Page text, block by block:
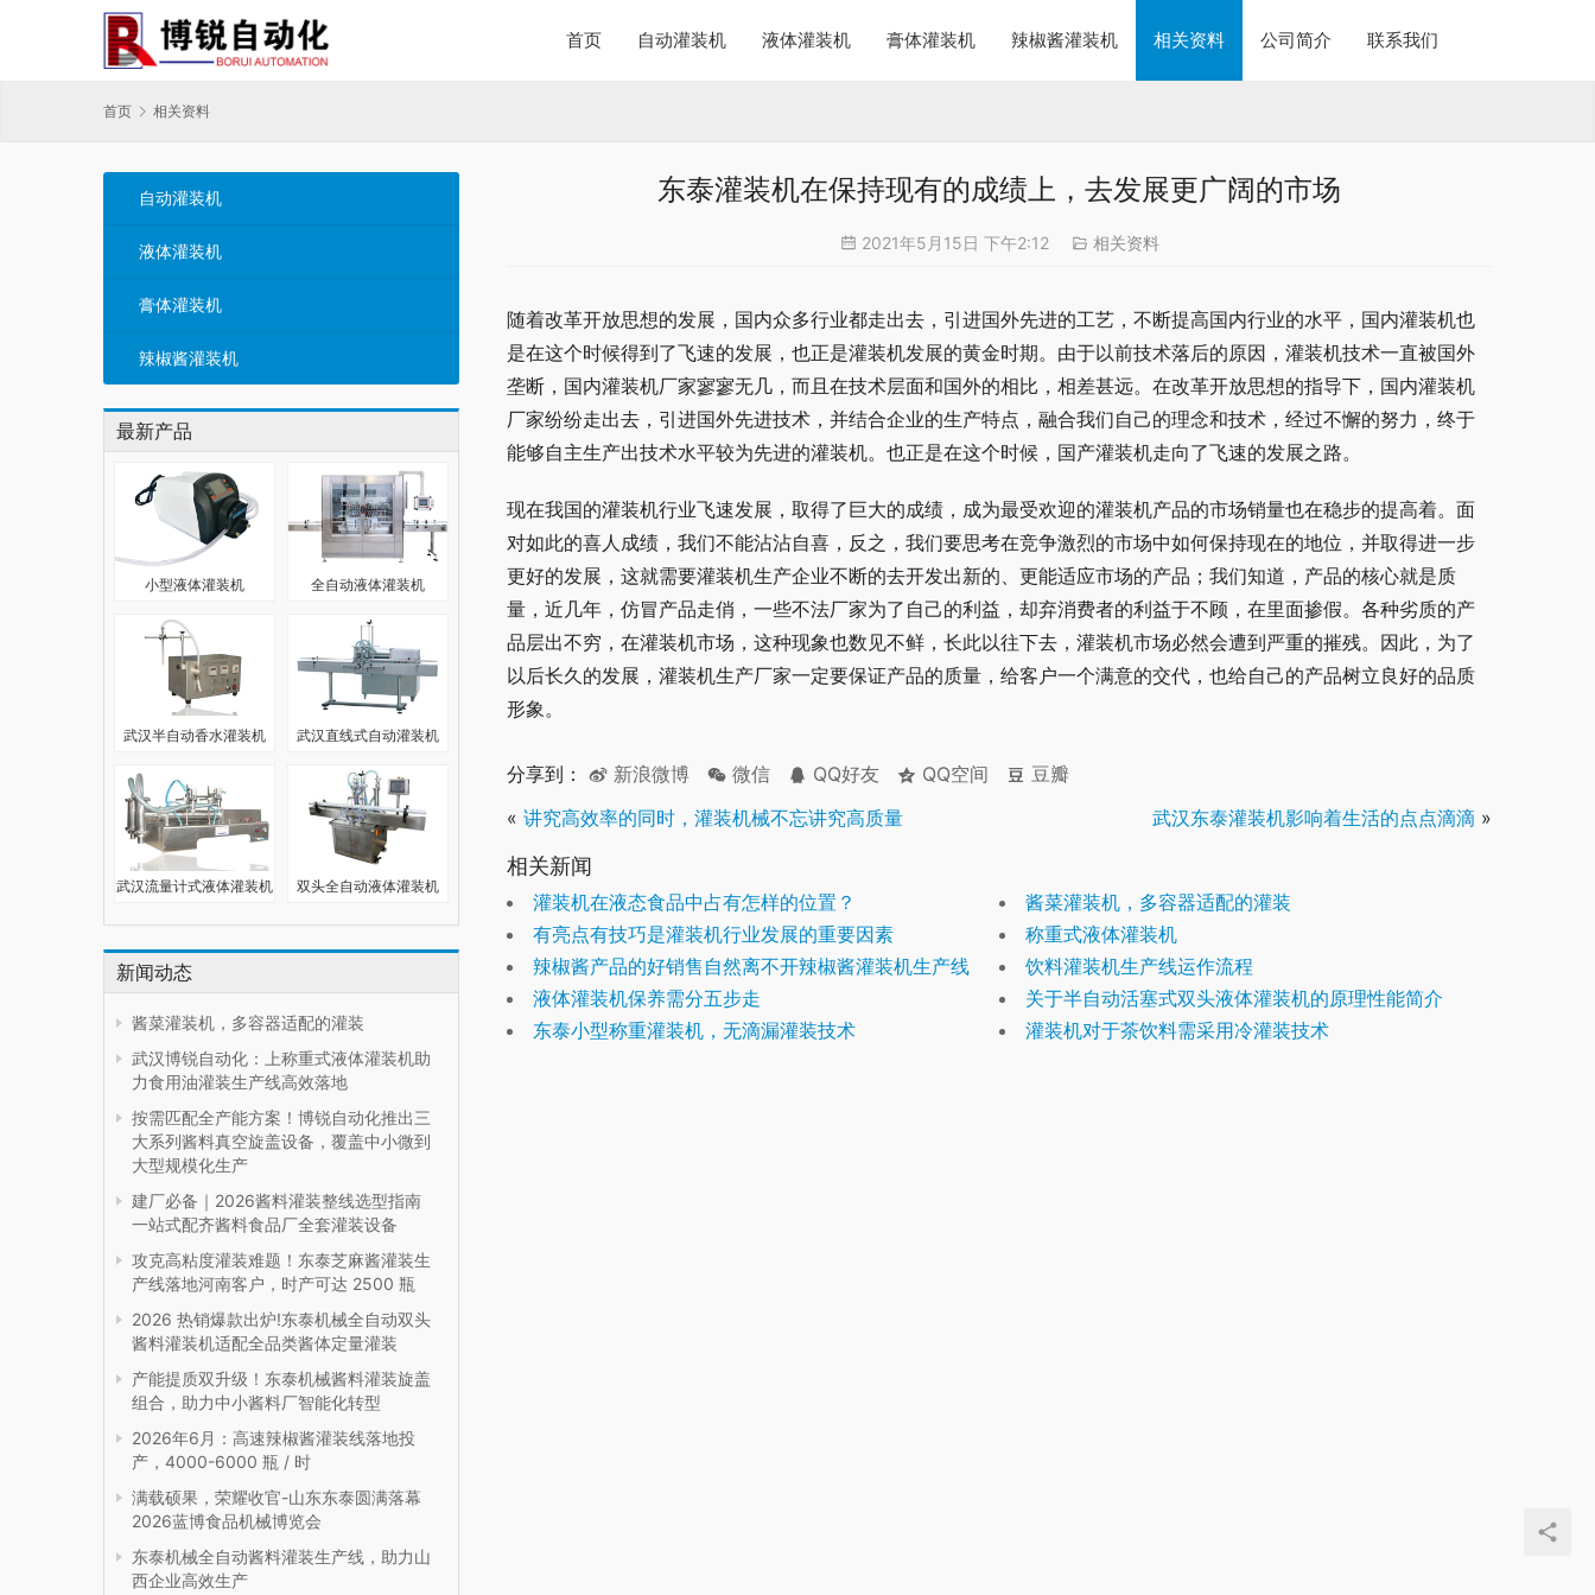
首页 自动灌装机 液体灌装机 膏体灌装机 辣椒酱灌装机 相关资料 公司简介 联系我们
首页 相关资料
自动灌装机
液体灌装机
膏体灌装机
辣椒酱灌装机
最新产品
小型液体灌装机 全自动液体灌装机
武汉半自动香水灌装机 武汉直线式自动灌装机
武汉流量计式液体灌装机 双头全自动液体灌装机
新闻动态
酱菜灌装机，多容器适配的灌装
武汉博锐自动化：上称重式液体灌装机助
力食用油灌装生产线高效落地
按需匹配全产能方案！博锐自动化推出三
大系列酱料真空旋盖设备，覆盖中小微到
大型规模化生产
建厂必备｜2026酱料灌装整线选型指南
一站式配齐酱料食品厂全套灌装设备
攻克高粘度灌装难题！东泰芝麻酱灌装生
产线落地河南客户，时产可达 2500 瓶
2026 热销爆款出炉!东泰机械全自动双头
酱料灌装机适配全品类酱体定量灌装
产能提质双升级！东泰机械酱料灌装旋盖
组合，助力中小酱料厂智能化转型
2026年6月：高速辣椒酱灌装线落地投
产，4000-6000 瓶 / 时
满载硕果，荣耀收官-山东东泰圆满落幕
2026蓝博食品机械博览会
东泰机械全自动酱料灌装生产线，助力山
西企业高效生产
东泰灌装机在保持现有的成绩上，去发展更广阔的市场
2021年5月15日 下午2:12 相关资料
随着改革开放思想的发展，国内众多行业都走出去，引进国外先进的工艺，不断提高国内行业的水平，国内灌装机也
是在这个时候得到了飞速的发展，也正是灌装机发展的黄金时期。由于以前技术落后的原因，灌装机技术一直被国外
垄断，国内灌装机厂家寥寥无几，而且在技术层面和国外的相比，相差甚远。在改革开放思想的指导下，国内灌装机
厂家纷纷走出去，引进国外先进技术，并结合企业的生产特点，融合我们自己的理念和技术，经过不懈的努力，终于
能够自主生产出技术水平较为先进的灌装机。也正是在这个时候，国产灌装机走向了飞速的发展之路。
现在我国的灌装机行业飞速发展，取得了巨大的成绩，成为最受欢迎的灌装机产品的市场销量也在稳步的提高着。面
对如此的喜人成绩，我们不能沾沾自喜，反之，我们要思考在竞争激烈的市场中如何保持现在的地位，并取得进一步
更好的发展，这就需要灌装机生产企业不断的去开发出新的、更能适应市场的产品；我们知道，产品的核心就是质
量，近几年，仿冒产品走俏，一些不法厂家为了自己的利益，却弃消费者的利益于不顾，在里面掺假。各种劣质的产
品层出不穷，在灌装机市场，这种现象也数见不鲜，长此以往下去，灌装机市场必然会遭到严重的摧残。因此，为了
以后长久的发展，灌装机生产厂家一定要保证产品的质量，给客户一个满意的交代，也给自己的产品树立良好的品质
形象。
分享到： 新浪微博 微信 QQ好友 QQ空间
豆瓣
« 讲究高效率的同时，灌装机械不忘讲究高质量 武汉东泰灌装机影响着生活的点点滴滴 »
相关新闻
灌装机在液态食品中占有怎样的位置？
酱菜灌装机，多容器适配的灌装
有亮点有技巧是灌装机行业发展的重要因素
称重式液体灌装机
辣椒酱产品的好销售自然离不开辣椒酱灌装机生产线
饮料灌装机生产线运作流程
液体灌装机保养需分五步走
关于半自动活塞式双头液体灌装机的原理性能简介
东泰小型称重灌装机，无滴漏灌装技术
灌装机对于茶饮料需采用冷灌装技术